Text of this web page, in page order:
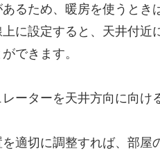
るため、暖房を使うとき
に設定すると、天井付近
できます。
ーターを天井方向に向け
適切に調整すれば、部屋